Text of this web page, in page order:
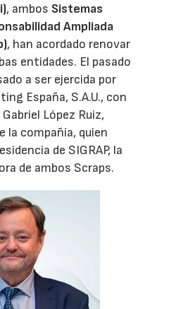
, ambos Sistemas
Ampliada
, han acordado renovar
entidades. El pasado
a ser ejercida por
España, S.A.U., con
López Ruiz,
la compañía, quien
de SIGRAP, la
de ambos Scraps.